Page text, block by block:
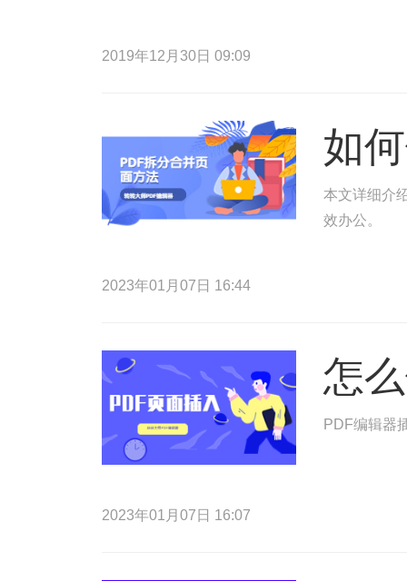
2019年12月30日 09:09
如
本文详细介
效办公。
2023年01月07日 16:44
怎
PDF编辑器
2023年01月07日 16:07